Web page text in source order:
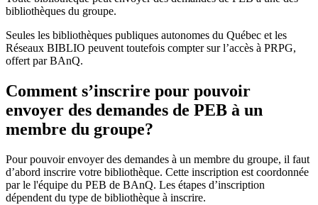
bibliothèques du groupe.
Seules les bibliothèques publiques autonomes du Québec et les
Réseaux BIBLIO peuvent toutefois compter sur l’accès à PRPG,
offert par BAnQ.
Comment s’inscrire pour pouvoir
envoyer des demandes de PEB à un
membre du groupe?
Pour pouvoir envoyer des demandes à un membre du groupe, il faut
d’abord inscrire votre bibliothèque. Cette inscription est coordonnée
par le l'équipe du PEB de BAnQ. Les étapes d’inscription
dépendent du type de bibliothèque à inscrire.